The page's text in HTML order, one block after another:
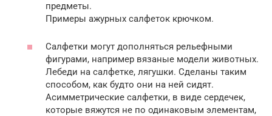
предметы.
Примеры ажурных салфеток крючком.
Салфетки могут дополняться рельефными
фигурами, например вязаные модели животных.
Лебеди на салфетке, лягушки. Сделаны таким
способом, как будто они на ней сидят.
Асимметрические салфетки, в виде сердечек,
которые вяжутся не по одинаковым элементам,